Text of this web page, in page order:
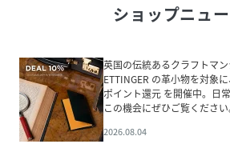
ショップニュ
英国の伝統あるクラフトマ
ETTINGER の革小物を対象
ポイント還元 を開催中。日
この機会にぜひご覧ください
2026.08.04